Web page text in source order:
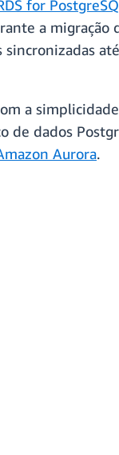
for
a migração
a
de dados
Aurora.